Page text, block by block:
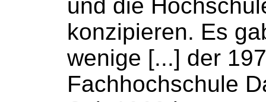
und die
konzipieren. Es
wenige [...] der
Fachhochschule